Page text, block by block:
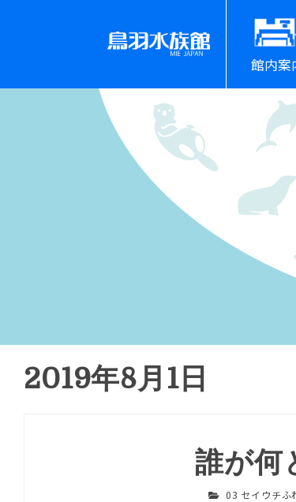
館内案
2019年8月1日
誰が何
03 セイウチふ